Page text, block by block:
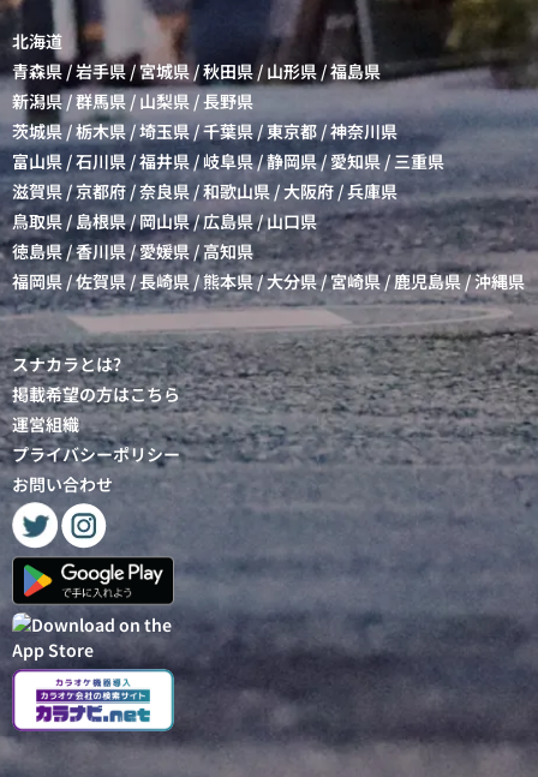
北海道
青森県/岩手県/宮城県/秋田県 / 山形県/福島県
新潟県/群馬県 / 山梨県 /長野県
茨城県 /栃木県/埼玉県/千葉県/東京都 /神奈川県
富山県 /石川県 /福井県/岐阜県/静岡県/愛知県/三重県
滋賀県/京都府/奈良県 /和歌山県/大阪府 /兵庫県
鳥取県 / 島根県/岡山県/広島県/山口県
徳島県/香川県/愛媛県 /高知県
福岡県 /佐賀県 /長崎県/熊本県/大分県/宮崎県/鹿児島県/沖縄県
スナカラとは?
掲載希望の方はこちら
運営組織
プライバシーポリシー
お問い合わせ